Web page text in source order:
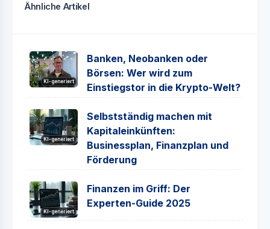
Ähnliche Artikel
KI-generiert
Banken, Neobanken oder
Börsen: Wer wird zum
Einstiegstor in die Krypto-Welt?
KI-generiert
Selbstständig machen mit
Kapitaleinkünften:
Businessplan, Finanzplan und
Förderung
KI-generiert
Finanzen im Griff: Der
Experten-Guide 2025